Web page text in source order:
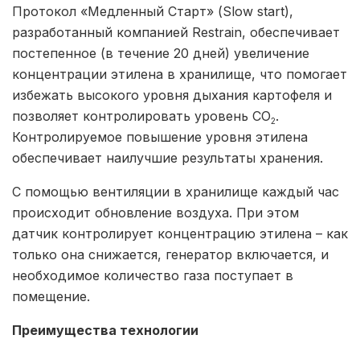
Протокол «Медленный Старт» (Slow start),
разработанный компанией Restrain, обеспечивает
постепенное (в течение 20 дней) увеличение
концентрации этилена в хранилище, что помогает
избежать высокого уровня дыхания картофеля и
позволяет контролировать уровень СО2.
Контролируемое повышение уровня этилена
обеспечивает наилучшие результаты хранения.
С помощью вентиляции в хранилище каждый час
происходит обновление воздуха. При этом
датчик контролирует концентрацию этилена – как
только она снижается, генератор включается, и
необходимое количество газа поступает в
помещение.
Преимущества технологии